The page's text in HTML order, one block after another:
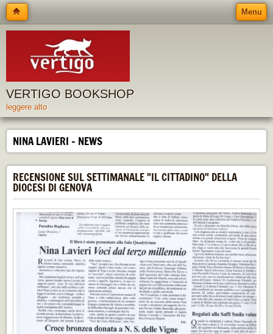
Menu
VERTIGO BOOKSHOP
leggere alto
NINA LAVIERI - NEWS
RECENSIONE SUL SETTIMANALE "IL CITTADINO" DELLA
DIOCESI DI GENOVA